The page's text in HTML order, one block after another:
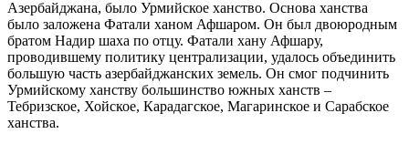
Азербайджана, было Урмийское ханство. Основа ханства
было заложена Фатали ханом Афшаром. Он был двоюродным
братом Надир шаха по отцу. Фатали хану Афшару,
проводившему политику централизации, удалось объединить
большую часть азербайджанских земель. Он смог подчинить
Урмийскому ханству большинство южных ханств –
Тебризское, Хойское, Карадагское, Магаринское и Сарабское
ханства.